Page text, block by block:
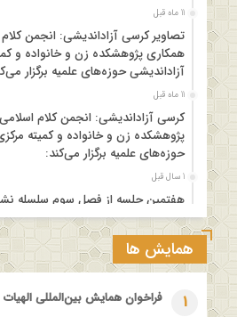
11 ماه قبل
تصاویر کرسی آزاداندیشی: انجمن
همکاری پژوهشکده زن و خانواده و
آزاداندیشی حوزه‌های علمیه برگزار
11 ماه قبل
کرسی آزاداندیشی: انجمن کلام
پژوهشکده زن و خانواده و کمیته
حوزه‌های علمیه برگزار می‌کند:
1 سال قبل
هفتمین جلسه از فصل سوم سلسله
های روز” ویژه برنامه “چهارشنبه های
مدرسه بهاره بازخوانی آموزه وحیانی
1 سال قبل
همایش ها
1 فراخوان همایش بین‌المللی الهیات